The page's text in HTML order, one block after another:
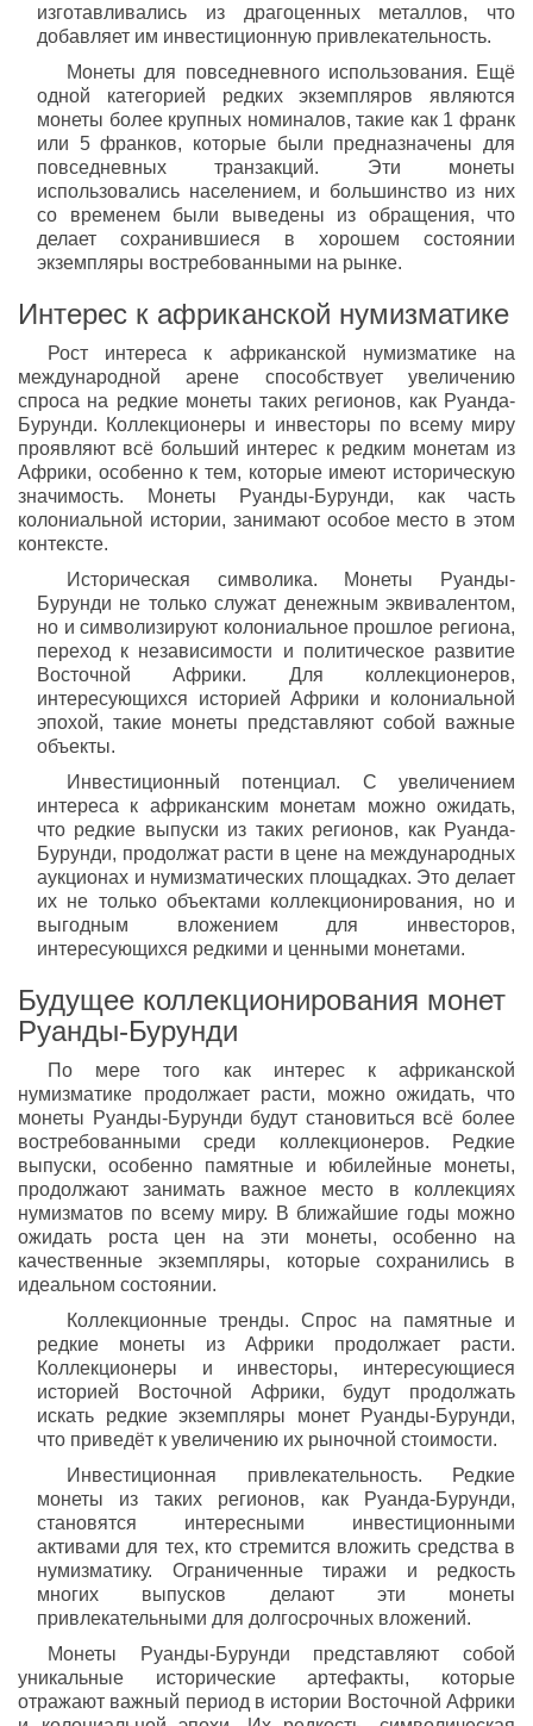
изготавливались из драгоценных металлов, что
добавляет им инвестиционную привлекательность.
Монеты для повседневного использования. Ещё
одной категорией редких экземпляров являются
монеты более крупных номиналов, такие как 1 франк
или 5 франков, которые были предназначены для
повседневных транзакций. Эти монеты
использовались населением, и большинство из них
со временем были выведены из обращения, что
делает сохранившиеся в хорошем состоянии
экземпляры востребованными на рынке.
Интерес к африканской нумизматике
Рост интереса к африканской нумизматике на
международной арене способствует увеличению
спроса на редкие монеты таких регионов, как Руанда-
Бурунди. Коллекционеры и инвесторы по всему миру
проявляют всё больший интерес к редким монетам из
Африки, особенно к тем, которые имеют историческую
значимость. Монеты Руанды-Бурунди, как часть
колониальной истории, занимают особое место в этом
контексте.
Историческая символика. Монеты Руанды-
Бурунди не только служат денежным эквивалентом,
но и символизируют колониальное прошлое региона,
переход к независимости и политическое развитие
Восточной Африки. Для коллекционеров,
интересующихся историей Африки и колониальной
эпохой, такие монеты представляют собой важные
объекты.
Инвестиционный потенциал. С увеличением
интереса к африканским монетам можно ожидать,
что редкие выпуски из таких регионов, как Руанда-
Бурунди, продолжат расти в цене на международных
аукционах и нумизматических площадках. Это делает
их не только объектами коллекционирования, но и
выгодным вложением для инвесторов,
интересующихся редкими и ценными монетами.
Будущее коллекционирования монет
Руанды-Бурунди
По мере того как интерес к африканской
нумизматике продолжает расти, можно ожидать, что
монеты Руанды-Бурунди будут становиться всё более
востребованными среди коллекционеров. Редкие
выпуски, особенно памятные и юбилейные монеты,
продолжают занимать важное место в коллекциях
нумизматов по всему миру. В ближайшие годы можно
ожидать роста цен на эти монеты, особенно на
качественные экземпляры, которые сохранились в
идеальном состоянии.
Коллекционные тренды. Спрос на памятные и
редкие монеты из Африки продолжает расти.
Коллекционеры и инвесторы, интересующиеся
историей Восточной Африки, будут продолжать
искать редкие экземпляры монет Руанды-Бурунди,
что приведёт к увеличению их рыночной стоимости.
Инвестиционная привлекательность. Редкие
монеты из таких регионов, как Руанда-Бурунди,
становятся интересными инвестиционными
активами для тех, кто стремится вложить средства в
нумизматику. Ограниченные тиражи и редкость
многих выпусков делают эти монеты
привлекательными для долгосрочных вложений.
Монеты Руанды-Бурунди представляют собой
уникальные исторические артефакты, которые
отражают важный период в истории Восточной Африки